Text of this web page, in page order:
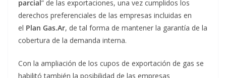
parcial” de las exportaciones, una vez cumplidos los
derechos preferenciales de las empresas incluidas en
el Plan Gas.Ar, de tal forma de mantener la garantía de la
cobertura de la demanda interna.
Con la ampliación de los cupos de exportación de gas se
habilitó también la posibilidad de las empresas